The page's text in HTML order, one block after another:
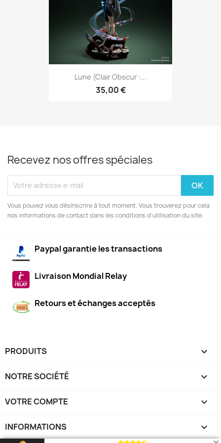
Lune (Clair Obscur :...
35,00 €
Recevez nos offres spéciales
Vous pouvez vous désinscrire à tout moment. Vous trouverez pour cela
nos informations de contact dans les conditions d'utilisation du site.
Paypal garantie les transactions
Livraison Mondial Relay
Retours et échanges acceptés
PRODUITS 
NOTRE SOCIÉTÉ 
VOTRE COMPTE 
INFORMATIONS keyboard_arrow_down